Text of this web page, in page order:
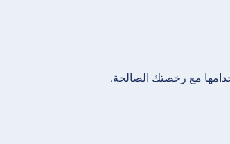
مع رخصتك الصالحة.